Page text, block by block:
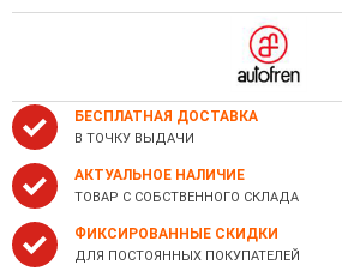
БЕСПЛАТНАЯ ДОСТАВКА
В ТОЧКУ ВЫДАЧИ
АКТУАЛЬНОЕ НАЛИЧИЕ
ТОВАР С СОБСТВЕННОГО СКЛАДА
ФИКСИРОВАННЫЕ СКИДКИ
ДЛЯ ПОСТОЯННЫХ ПОКУПАТЕЛЕЙ